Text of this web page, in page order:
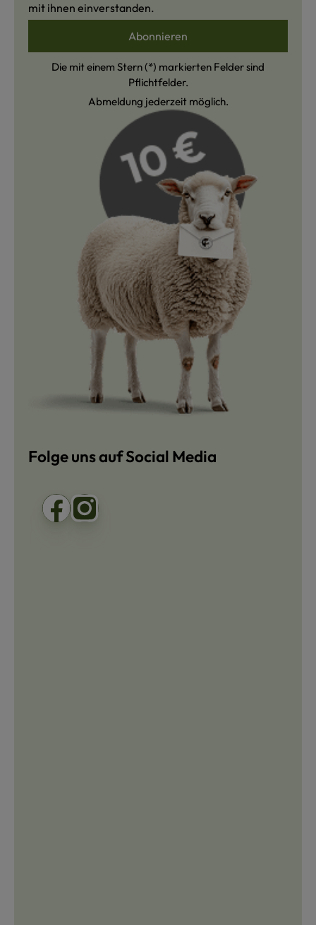
mit ihnen einverstanden.
Abonnieren
Die mit einem Stern (*) markierten Felder sind
Pflichtfelder.
Abmeldung jederzeit möglich.
Folge uns auf Social Media